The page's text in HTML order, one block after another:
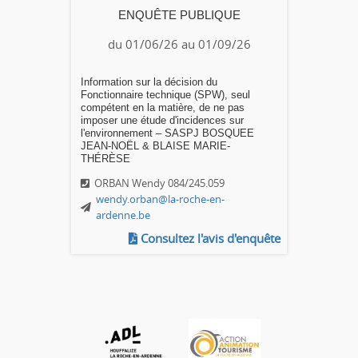
ENQUÊTE PUBLIQUE
du 01/06/26 au 01/09/26
Information sur la décision du
Fonctionnaire technique (SPW), seul
compétent en la matière, de ne pas
imposer une étude d'incidences sur
l'environnement – SASPJ BOSQUEE
JEAN-NOËL & BLAISE MARIE-
THÉRÈSE
ORBAN Wendy 084/245.059
wendy.orban@la-roche-en-
ardenne.be
Consultez l'avis d'enquête